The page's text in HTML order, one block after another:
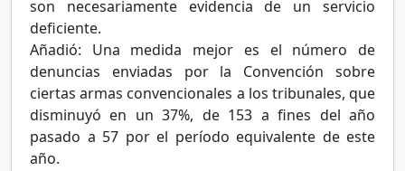
son necesariamente evidencia de un servicio
deficiente.
Añadió: Una medida mejor es el número de
denuncias enviadas por la Convención sobre
ciertas armas convencionales a los tribunales, que
disminuyó en un 37%, de 153 a fines del año
pasado a 57 por el período equivalente de este
año.